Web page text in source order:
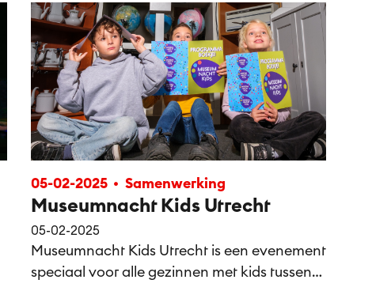
05-02-2025 Samenwerking
Museumnacht Kids Utrecht
05-02-2025
Museumnacht Kids Utrecht is een evenement
speciaal voor alle gezinnen met kids tussen